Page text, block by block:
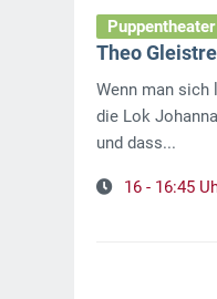
Theo
Wenn man sich
die Lok
und dass...
16 - 16:45